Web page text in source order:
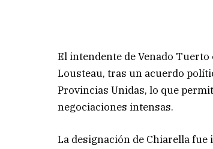
El intendente de Venado
Lousteau, tras un acuerdo
Provincias Unidas, lo que
negociaciones intensas.
La designación de Chiarella